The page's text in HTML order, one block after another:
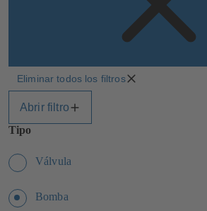
Eliminar todos los filtros
Abrir filtro
Tipo
Válvula
Bomba